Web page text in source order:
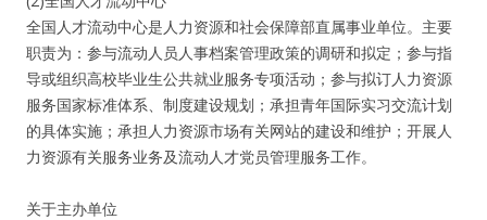
全国人才流动中心是人力资源和社会保障部直属事业单位。主要
职责为：参与流动人员人事档案管理政策的调研和拟定；参与指
导或组织高校毕业生公共就业服务专项活动；参与拟订人力资源
服务国家标准体系、制度建设规划；承担青年国际实习交流计划
的具体实施；承担人力资源市场有关网站的建设和维护；开展人
力资源有关服务业务及流动人才党员管理服务工作。
关于主办单位